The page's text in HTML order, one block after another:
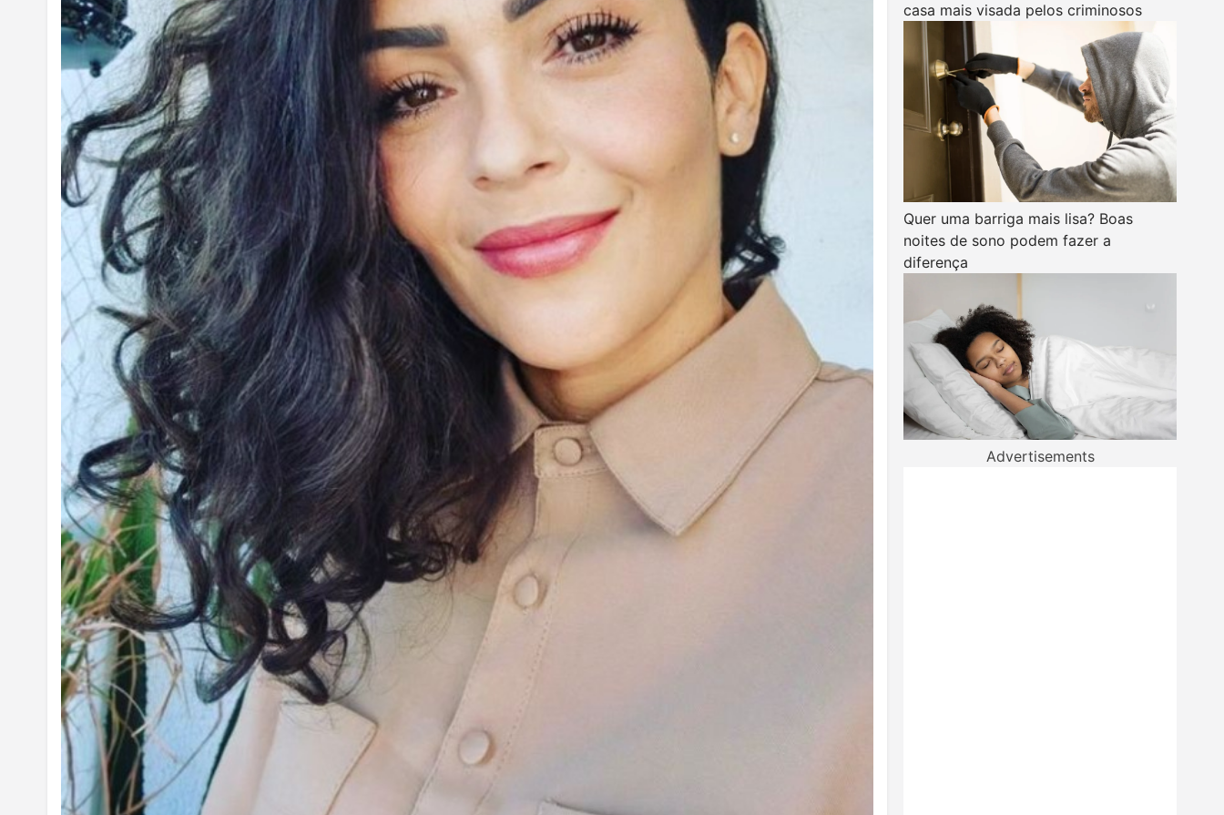
casa mais visada pelos criminosos
Quer uma barriga mais lisa? Boas
noites de sono podem fazer a
diferença
Advertisements